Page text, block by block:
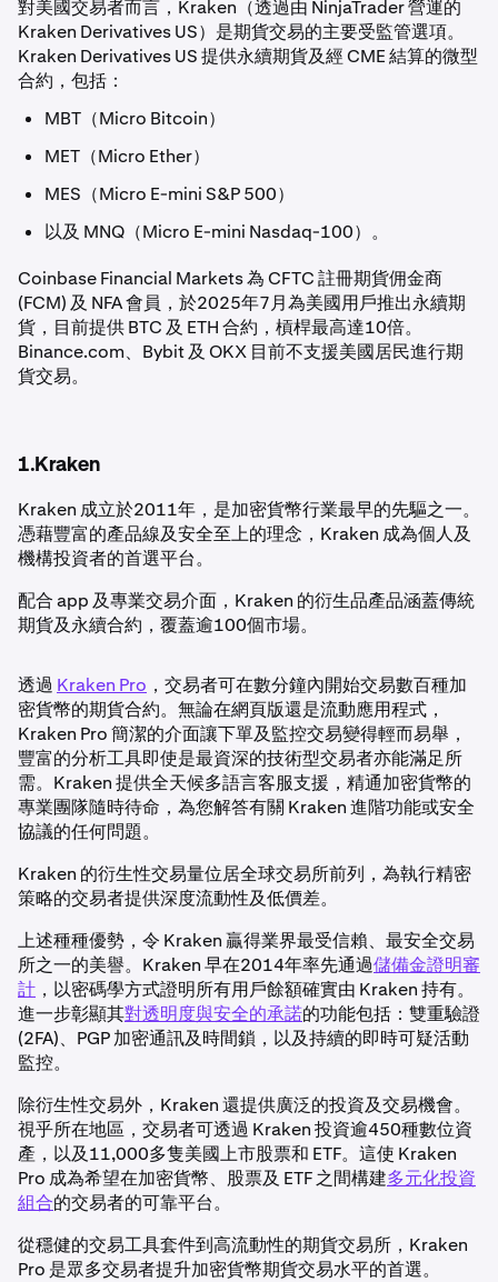
對美國交易者而言，Kraken（透過由 NinjaTrader 營運的
Kraken Derivatives US）是期貨交易的主要受監管選項。
Kraken Derivatives US 提供永續期貨及經 CME 結算的微型
合約，包括：
MBT（Micro Bitcoin）
MET（Micro Ether）
MES（Micro E-mini S&P 500）
以及 MNQ（Micro E-mini Nasdaq-100）。
Coinbase Financial Markets 為 CFTC 註冊期貨佣金商
(FCM) 及 NFA 會員，於2025年7月為美國用戶推出永續期
貨，目前提供 BTC 及 ETH 合約，槓桿最高達10倍。
Binance.com、Bybit 及 OKX 目前不支援美國居民進行期
貨交易。
1.Kraken
Kraken 成立於2011年，是加密貨幣行業最早的先驅之一。
憑藉豐富的產品線及安全至上的理念，Kraken 成為個人及
機構投資者的首選平台。
配合 app 及專業交易介面，Kraken 的衍生品產品涵蓋傳統
期貨及永續合約，覆蓋逾100個市場。
透過 Kraken Pro ，交易者可在數分鐘內開始交易數百種加
密貨幣的期貨合約。無論在網頁版還是流動應用程式，
Kraken Pro 簡潔的介面讓下單及監控交易變得輕而易舉，
豐富的分析工具即使是最資深的技術型交易者亦能滿足所
需。Kraken 提供全天候多語言客服支援，精通加密貨幣的
專業團隊隨時待命，為您解答有關 Kraken 進階功能或安全
協議的任何問題。
Kraken 的衍生性交易量位居全球交易所前列，為執行精密
策略的交易者提供深度流動性及低價差。
上述種種優勢，令 Kraken 贏得業界最受信賴、最安全交易
所之一的美譽。Kraken 早在2014年率先通過儲備金證明審
計 ，以密碼學方式證明所有用戶餘額確實由 Kraken 持有。
進一步彰顯其對透明度與安全的承諾的功能包括：雙重驗證
(2FA)、PGP 加密通訊及時間鎖，以及持續的即時可疑活動
監控。
除衍生性交易外，Kraken 還提供廣泛的投資及交易機會。
視乎所在地區，交易者可透過 Kraken 投資逾450種數位資
產，以及11,000多隻美國上市股票和 ETF。這使 Kraken
Pro 成為希望在加密貨幣、股票及 ETF 之間構建多元化投資
組合的交易者的可靠平台。
從穩健的交易工具套件到高流動性的期貨交易所，Kraken
Pro 是眾多交易者提升加密貨幣期貨交易水平的首選。